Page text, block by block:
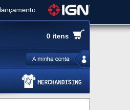
conteúdo
- Análise
- Análise
Day
0 itens